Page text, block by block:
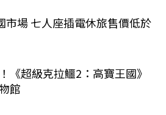
市場 七人座插電休旅售價低於
《超級克拉鱷2：高寶王國》
館